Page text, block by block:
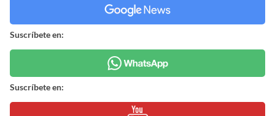
Suscríbete en:
Suscríbete en: